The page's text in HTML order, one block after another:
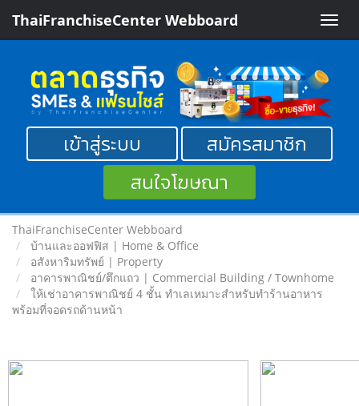
Toggle
ThaiFranchiseCenter Webboard
เข้าสู่ระบบ
สมัครสมาชิก
สนใจโฆษณา
ThaiFranchiseCenter Webboard
บ้านและออฟฟิส | Home & Office
อสังหาริมทรัพย์ | Property
อาคารพาณิชย์/ตึกแถว | Commercial Building / Townhome
ให้เช่าอาคารพาณิชย์ 4 ชั้น ทำเลเหมาะสำหรับทำร้านอาหาร
พร้อมที่จอดรถด้านหน้า